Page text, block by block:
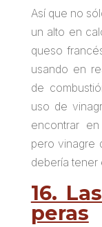
Así que no
un alto en
queso
usando en
de
uso de
encontrar
pero vinagre
debería tener
16.
peras